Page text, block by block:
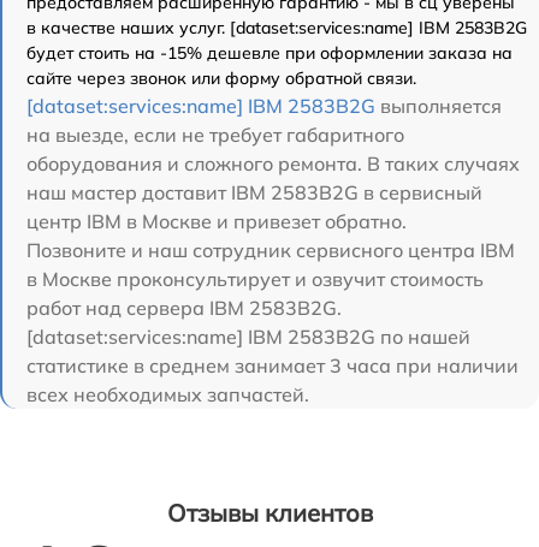
в качестве наших услуг. [dataset:services:name] IBM 2583B2G
будет стоить на -15% дешевле при оформлении заказа на
сайте через звонок или форму обратной связи.
[dataset:services:name] IBM 2583B2G выполняется
на выезде, если не требует габаритного
оборудования и сложного ремонта. В таких случаях
наш мастер доставит IBM 2583B2G в сервисный
центр IBM в Москве и привезет обратно.
Позвоните и наш сотрудник сервисного центра IBM
в Москве проконсультирует и озвучит стоимость
работ над сервера IBM 2583B2G.
[dataset:services:name] IBM 2583B2G по нашей
статистике в среднем занимает 3 часа при наличии
всех необходимых запчастей.
Отзывы клиентов